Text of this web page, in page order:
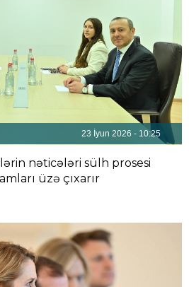
23 İyun 2026 - 10:25
nəticələri sülh prosesi
üzə çıxarır